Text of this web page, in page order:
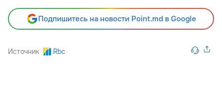
Подпишитесь на новости Point.md в Google
Источник Rbc